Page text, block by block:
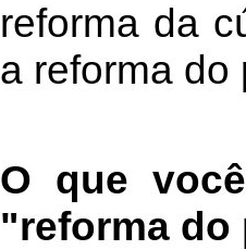
reforma da
a reforma do
O que
"reforma do